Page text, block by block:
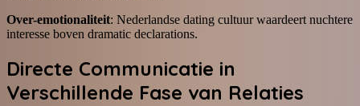
Over-emotionaliteit: Nederlandse dating cultuur waardeert nuchtere
interesse boven dramatic declarations.
Directe Communicatie in
Verschillende Fase van Relaties